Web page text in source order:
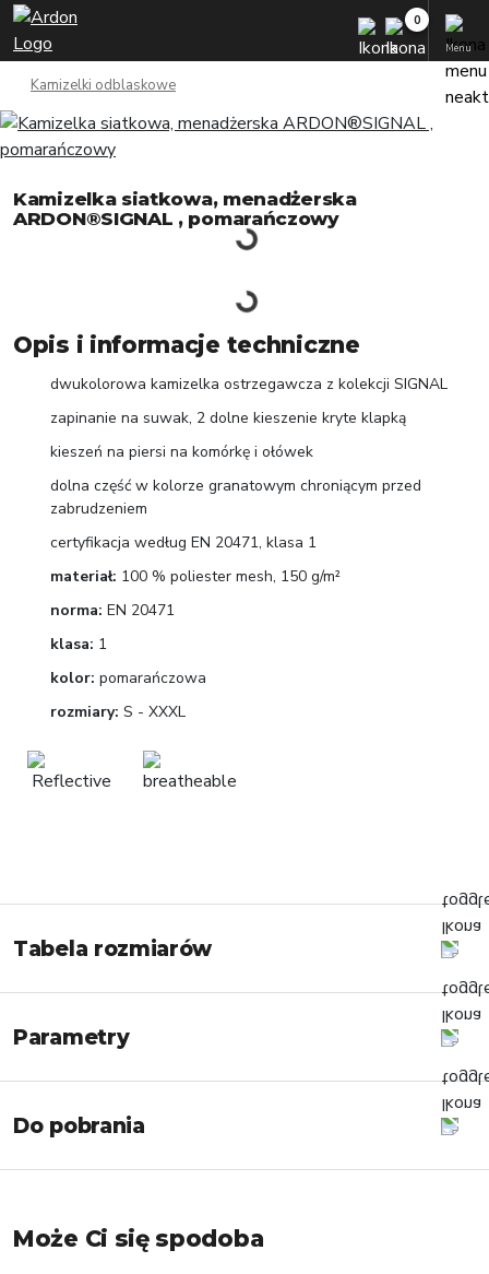
Menu
Kamizelki odblaskowe
Kamizelka siatkowa, menadżerska
ARDON®SIGNAL , pomarańczowy
Opis i informacje techniczne
dwukolorowa kamizelka ostrzegawcza z kolekcji SIGNAL
zapinanie na suwak, 2 dolne kieszenie kryte klapką
kieszeń na piersi na komórkę i ołówek
dolna część w kolorze granatowym chroniącym przed
zabrudzeniem
certyfikacja według EN 20471, klasa 1
materiał: 100 % poliester mesh, 150 g/m²
norma: EN 20471
klasa: 1
kolor: pomarańczowa
rozmiary: S - XXXL
Tabela rozmiarów
Parametry
Do pobrania
Może Ci się spodoba